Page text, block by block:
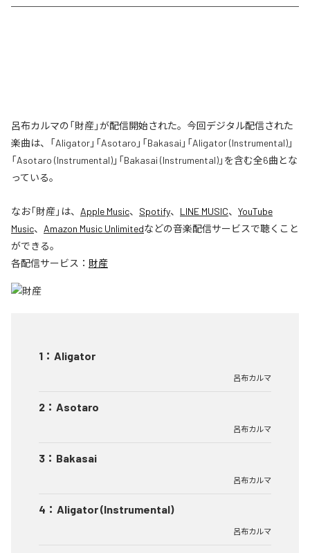
呂布カルマの「財産」が配信開始された。今回デジタル配信された
楽曲は、「Aligator」「Asotaro」「Bakasai」「Aligator (Instrumental)」
「Asotaro (Instrumental)」「Bakasai (Instrumental)」を含む全6曲とな
っている。
なお「財産」は、 Apple Music、 Spotify、 LINE MUSIC、 YouTube
Music、 Amazon Music Unlimitedなどの音楽配信サービスで聴くこと
ができる。
各配信サービス： 財産
1 ： Aligator
呂布カルマ
2 ： Asotaro
呂布カルマ
3 ： Bakasai
呂布カルマ
4 ： Aligator (Instrumental)
呂布カルマ